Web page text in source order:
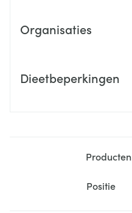
Organisaties
Dieetbeperkingen
Producten
Sorteer op: